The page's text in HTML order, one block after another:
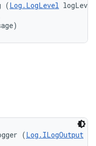
(Log.LogLevel
(Log.ILogOutput